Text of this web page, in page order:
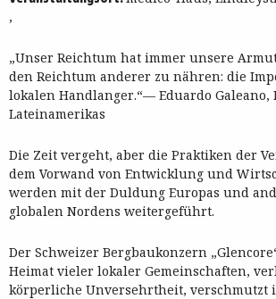
,
„Unser Reichtum hat immer unsere
den Reichtum anderer zu nähren: die
lokalen Handlanger.“— Eduardo Galeano,
Lateinamerikas
Die Zeit vergeht, aber die Praktiken der
dem Vorwand von Entwicklung und
werden mit der Duldung Europas und
globalen Nordens weitergeführt.
Der Schweizer Bergbaukonzern
Heimat vieler lokaler Gemeinschaften,
körperliche Unversehrtheit, verschmutzt